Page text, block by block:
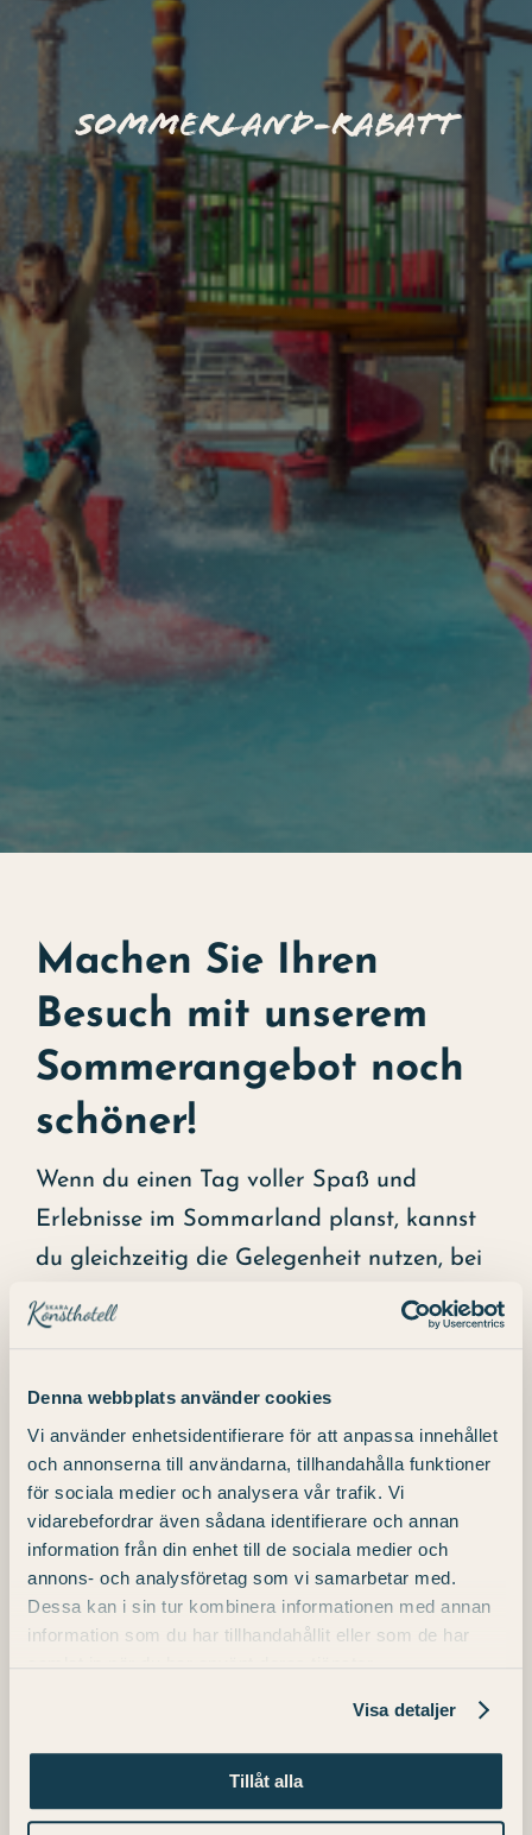
Denna webbplats använder cookies
Vi använder enhetsidentifierare för att anpassa innehållet
och annonserna till användarna, tillhandahålla funktioner
för sociala medier och analysera vår trafik. Vi
vidarebefordrar även sådana identifierare och annan
information från din enhet till de sociala medier och
annons- och analysföretag som vi samarbetar med.
Dessa kan i sin tur kombinera informationen med annan
information som du har tillhandahållit eller som de har
Visa detaljer
Tillåt alla
Das Hotel
Sommerland-Rabatt
Machen Sie Ihren
Besuch mit unserem
Sommerangebot noch
schöner!
Wenn du einen Tag voller Spaß und
Erlebnisse im Sommarland planst, kannst
du gleichzeitig die Gelegenheit nutzen, bei
uns komfortabel und zu einem wirklich
Wir bieten im Sommer10 % Rabatt
Hotelzimmer und Ferienhäuser, damit Sie
sich entspannen und Ihren Aufenthalt in
vollen Zügen genießen können. Ideal für
alle, die ihren Aufenthalt verlängern
möchten und nach einem langen Tag nicht
gleich nach Hause eilen müssen.
Buchen Sie ganz einfach über unsere
SOMMARLANDSRABATTEN
Angebot in Anspruch zu nehmen.